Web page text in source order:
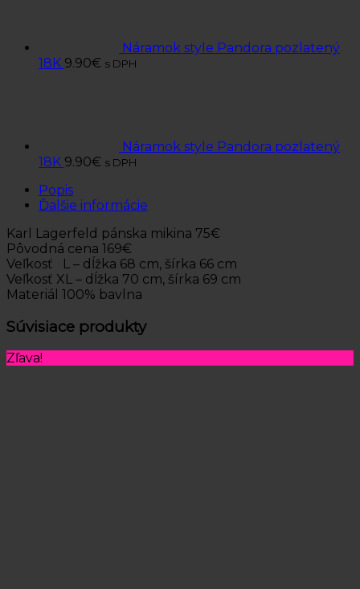
Náramok style Pandora pozlatený
18K 9.90€ s DPH
Náramok style Pandora pozlatený
18K 9.90€ s DPH
Popis
Ďalšie informácie
Karl Lagerfeld pánska mikina 75€
Pôvodná cena 169€
Veľkosť L – dĺžka 68 cm, šírka 66 cm
Veľkosť XL – dĺžka 70 cm, šírka 69 cm
Materiál 100% bavlna
Súvisiace produkty
Zľava!